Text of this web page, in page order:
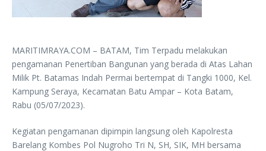
MARITIMRAYA.COM – BATAM, Tim Terpadu melakukan
pengamanan Penertiban Bangunan yang berada di Atas Lahan
Milik Pt. Batamas Indah Permai bertempat di Tangki 1000, Kel.
Kampung Seraya, Kecamatan Batu Ampar – Kota Batam,
Rabu (05/07/2023).
Kegiatan pengamanan dipimpin langsung oleh Kapolresta
Barelang Kombes Pol Nugroho Tri N, SH, SIK, MH bersama